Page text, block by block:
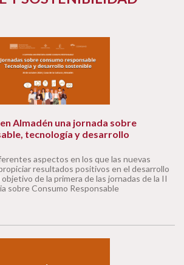
Almadén una jornada sobre
tecnología y desarrollo
aspectos en los que las nuevas
resultados positivos en el desarrollo
de la primera de las jornadas de la II
sobre Consumo Responsable